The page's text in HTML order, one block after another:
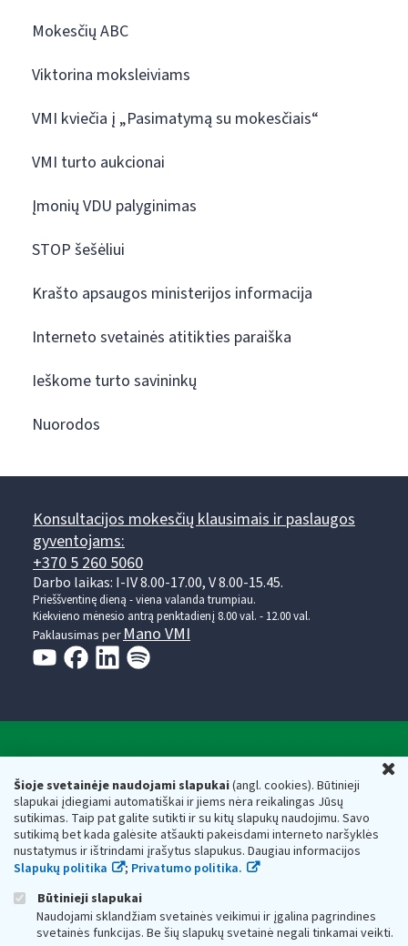
Šioje svetainėje naudojami slapukai(angl. cookies). Būtinieji
slapukai įdiegiami automatiškai ir jiems nėra reikalingas Jūsų
sutikimas. Taip pat galite sutikti ir su kitų slapukų naudojimu. Savo
sutikimą bet kada galėsite atšaukti pakeisdami interneto naršyklės
nustatymus ir ištrindami įrašytus slapukus. Daugiau informacijos
Slapukų politika
; Privatumo politika.
Būtinieji slapukai
Naudojami sklandžiam svetainės veikimui ir įgalina pagrindines
svetainės funkcijas. Be šių slapukų svetainė negali tinkamai veikti.
Mokesčių ABC
Viktorina moksleiviams
VMI kviečia į „Pasimatymą su mokesčiais“
VMI turto aukcionai
Įmonių VDU palyginimas
STOP šešėliui
Krašto apsaugos ministerijos informacija
Interneto svetainės atitikties paraiška
Ieškome turto savininkų
Nuorodos
Konsultacijos mokesčių klausimais ir paslaugos
gyventojams:
+370 5 260 5060
Darbo laikas: I-IV 8.00-17.00, V 8.00-15.45.
Prieššventinę dieną - viena valanda trumpiau.
Kiekvieno mėnesio antrą penktadienį 8.00 val. - 12.00 val.
Paklausimas per Mano VMI
Respublikos finansų ministerijos
Biudžetinė įstaiga. Juridinio asmens kodas — 188659752,
adresas: Vasario 16-osios g. 14, 01107 Vilnius, Lietuva, el.paštas:
vmi@vmi.lt, E. pristatymo dėžutės adresas 188659752
Duomenys apie Valstybinę mokesčių inspekciją prie Lietuvos
Respublikos finansų ministerijos kaupiami ir saugomi Juridinių